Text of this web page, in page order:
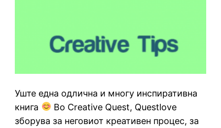
Уште една одлична и многу инспиративна
книга
Во Creative Quest, Questlove
зборува за неговиот креативен процес, за